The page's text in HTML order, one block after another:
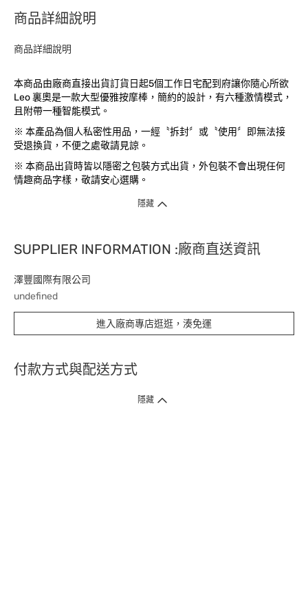
商品詳細說明
商品詳細說明
本商品由廠商直接出貨訂貨日起5個工作日宅配到府讓你隨心所欲
Leo 裏奧是一款大型優雅按摩棒，簡約的設計，有六種激情模式，
且附帶一種智能模式。
※ 本產品為個人私密性用品，一經〝拆封〞或〝使用〞即無法接
受退換貨，不便之處敬請見諒。
※ 本商品出貨時皆以隱密之包裝方式出貨，外包裝不會出現任何
情趣商品字樣，敬請安心選購。
隱藏
SUPPLIER INFORMATION :廠商直送資訊
澤豐國際有限公司
undefined
進入廠商專店逛逛，湊免運
付款方式與配送方式
隱藏